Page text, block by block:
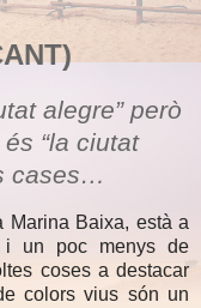
alegre” però
“la ciutat
cases…
Marina Baixa, està a
i un poc menys de
coses a destacar
colors vius són un